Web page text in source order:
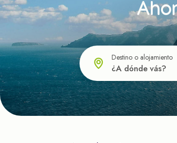
Destino o alojamiento